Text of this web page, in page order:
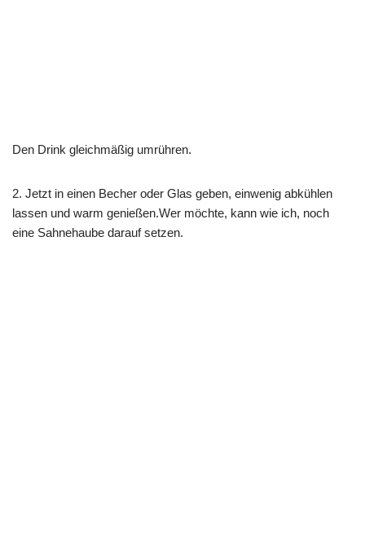
Den Drink gleichmäßig umrühren.
2. Jetzt in einen Becher oder Glas geben, einwenig abkühlen
lassen und warm genießen.Wer möchte, kann wie ich, noch
eine Sahnehaube darauf setzen.